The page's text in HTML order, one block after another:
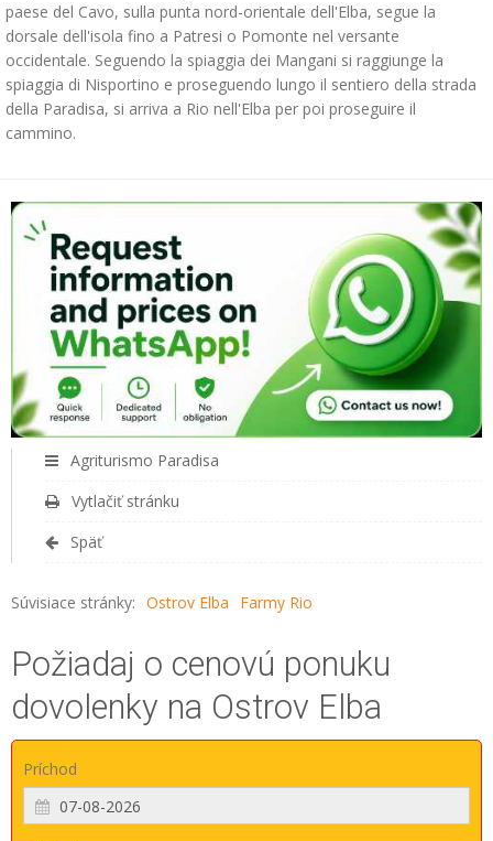
paese del Cavo, sulla punta nord-orientale dell'Elba, segue la
dorsale dell'isola fino a Patresi o Pomonte nel versante
occidentale. Seguendo la spiaggia dei Mangani si raggiunge la
spiaggia di Nisportino e proseguendo lungo il sentiero della strada
della Paradisa, si arriva a Rio nell'Elba per poi proseguire il
cammino.
Agriturismo Paradisa
Vytlačiť stránku
Späť
Súvisiace stránky: Ostrov Elba Farmy Rio
Požiadaj o cenovú ponuku
dovolenky na Ostrov Elba
Príchod